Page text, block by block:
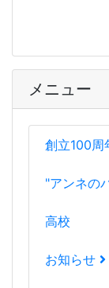
メニュー
創立100周
"アンネの
高校
お知らせ